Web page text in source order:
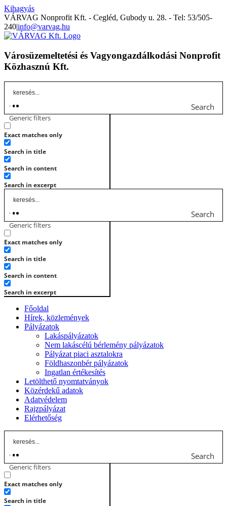
Kihagyás
VÁRVAG Nonprofit Kft. - Cegléd, Gubody u. 28. - Tel: 53/505-
240|info@varvag.hu
Városüzemeltetési és Vagyongazdálkodási Nonprofit
Közhasznú Kft.
Search
Generic filters
Exact matches only
Search in title
Search in content
Search in excerpt
Search
Generic filters
Exact matches only
Search in title
Search in content
Search in excerpt
Főoldal
Hírek, közlemények
Pályázatok
Lakáspályázatok
Nem lakáscélú bérlemény pályázatok
Pályázat piaci asztalokra
Földhaszonbér pályázatok
Ingatlan értékesítés
Letölthető nyomtatványok
Közérdekű adatok
Adatvédelem
Rajzpályázat
Elérhetőség
Search
Generic filters
Exact matches only
Search in title